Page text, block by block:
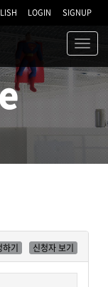
LOGIN SIGNUP
하기 신청자 보기